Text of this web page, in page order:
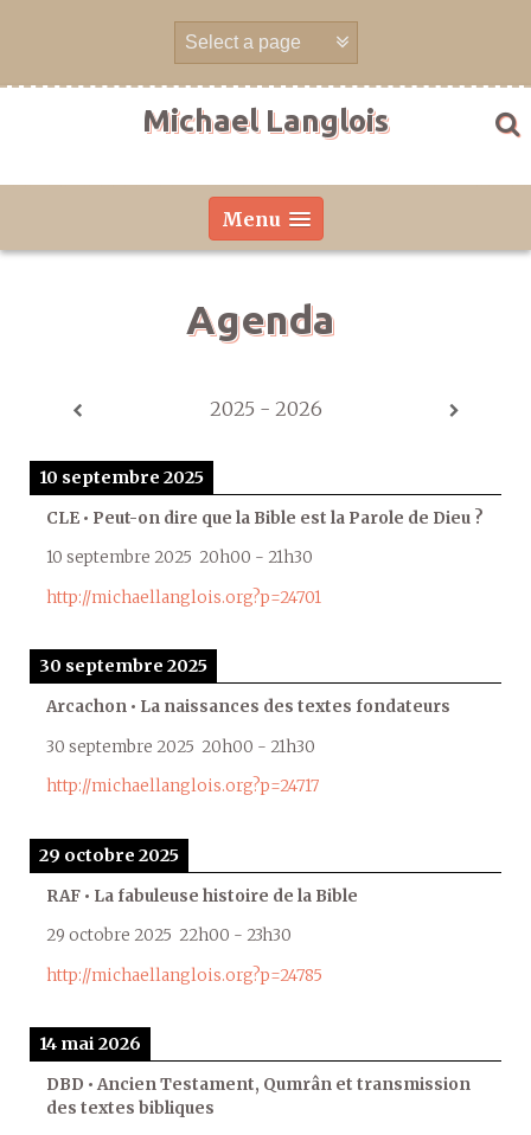
Michael Langlois
Menu
Agenda
2025 - 2026
10 septembre 2025
CLE • Peut-on dire que la Bible est la Parole de Dieu ?
10 septembre 2025 20h00 - 21h30
http://michaellanglois.org?p=24701
30 septembre 2025
Arcachon • La naissances des textes fondateurs
30 septembre 2025 20h00 - 21h30
http://michaellanglois.org?p=24717
29 octobre 2025
RAF • La fabuleuse histoire de la Bible
29 octobre 2025 22h00 - 23h30
http://michaellanglois.org?p=24785
14 mai 2026
DBD • Ancien Testament, Qumrân et transmission
des textes bibliques